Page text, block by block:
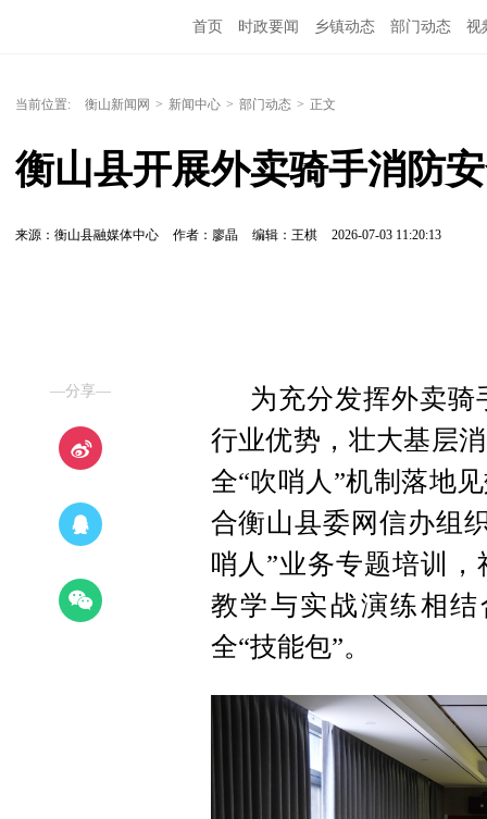
首页 时政要闻 乡镇动态 部门动态 视
当前位置: 衡山新闻网 > 新闻中心 > 部门动态 > 正文
衡山县开展外卖骑手消防
来源：衡山县融媒体中心 作者：廖晶 编辑：王棋 2026-07-03 11:20:13
—分享—
为充分发挥外卖
行业优势，壮大基层
全“吹哨人”机制落地
合衡山县委网信办组
哨人”业务专题培训
教学与实战演练相
全“技能包”。